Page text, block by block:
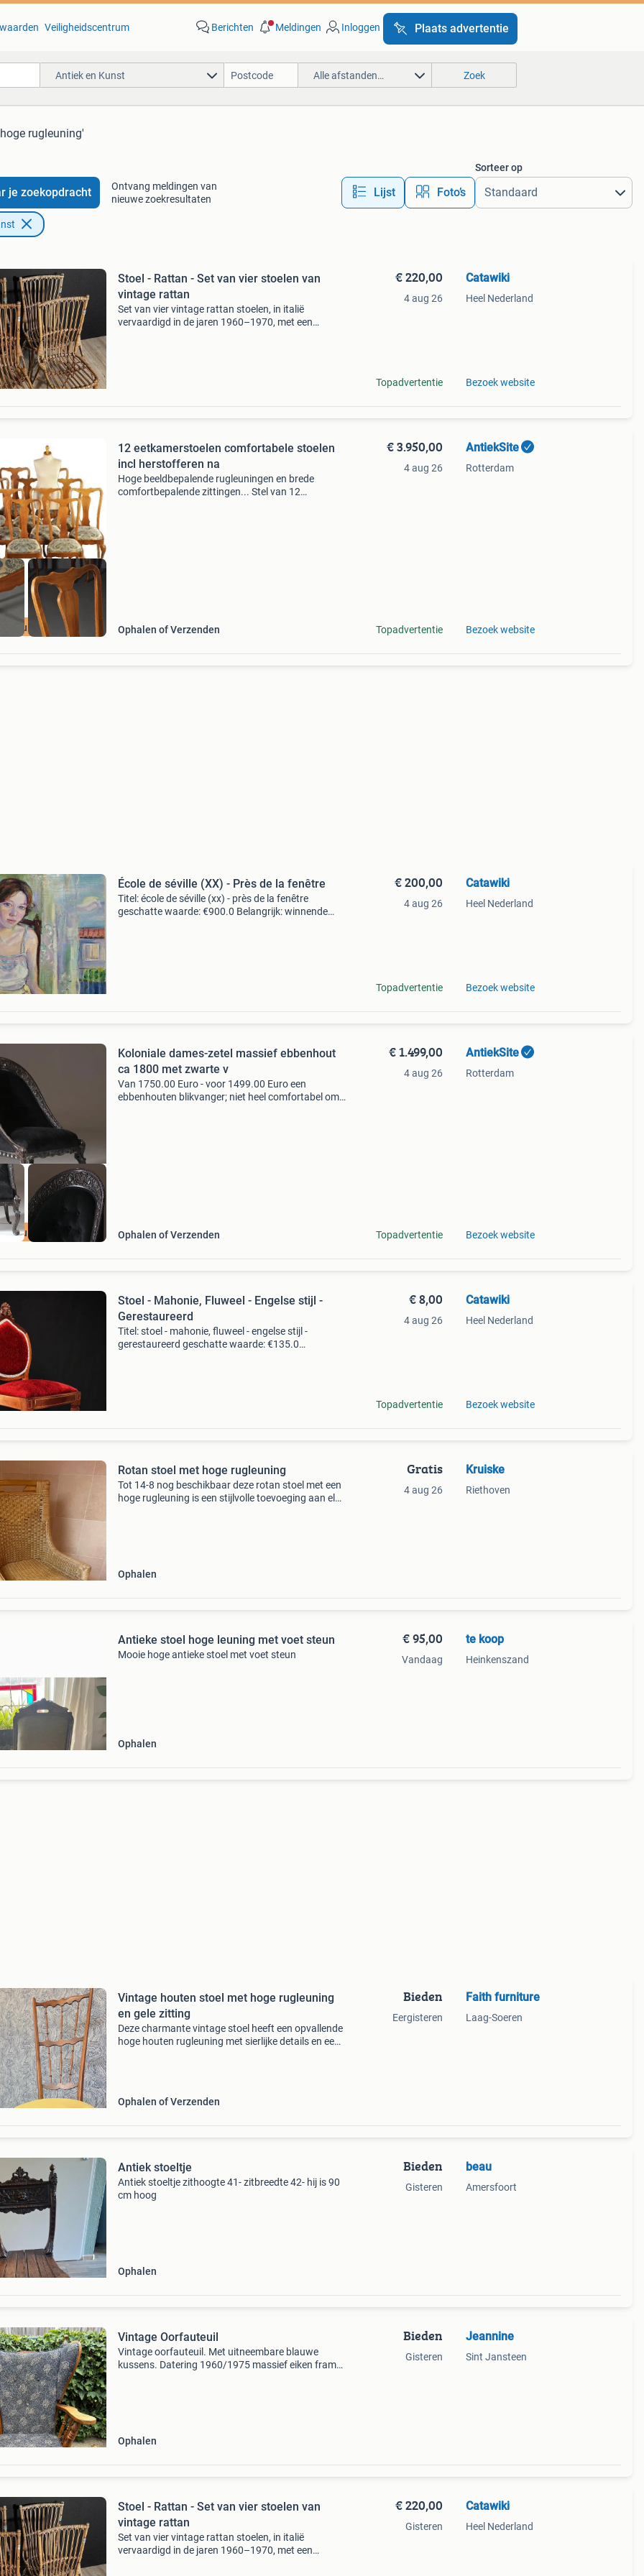
Veiligheidscentrum Berichten Meldingen Inloggen Plaats advertentie
Antiek en Kunst Alle afstanden… Zoek
rugleuning'
je zoekopdracht
Ontvang meldingen van
nieuwe zoekresultaten
Lijst Foto’s
Sorteer op
Stoel - Rattan - Set van vier stoelen van
vintage rattan
Set van vier vintage rattan stoelen, in italië
vervaardigd in de jaren 1960–1970, met een
€ 220,00
4 aug 26
Topadvertentie
Catawiki
Heel Nederland
Bezoek website
nu de SALE
12 eetkamerstoelen comfortabele stoelen
incl herstofferen na
Hoge beeldbepalende rugleuningen en brede
comfortbepalende zittingen... Stel van 12
Ophalen of Verzenden
€ 3.950,00
4 aug 26
Topadvertentie
AntiekSite
Rotterdam
Bezoek website
École de séville (XX) - Près de la fenêtre
Titel: école de séville (xx) - près de la fenêtre
geschatte waarde: €900.0 Belangrijk: winnende
€ 200,00
4 aug 26
Topadvertentie
Catawiki
Heel Nederland
Bezoek website
nu de SALE
Koloniale dames-zetel massief ebbenhout
ca 1800 met zwarte v
Van 1750.00 Euro - voor 1499.00 Euro een
ebbenhouten blikvanger; niet heel comfortabel om
Ophalen of Verzenden
€ 1.499,00
4 aug 26
Topadvertentie
AntiekSite
Rotterdam
Bezoek website
Stoel - Mahonie, Fluweel - Engelse stijl -
Gerestaureerd
Titel: stoel - mahonie, fluweel - engelse stijl -
gerestaureerd geschatte waarde: €135.0
€ 8,00
4 aug 26
Topadvertentie
Catawiki
Heel Nederland
Bezoek website
Rotan stoel met hoge rugleuning
Tot 14-8 nog beschikbaar deze rotan stoel met een
hoge rugleuning is een stijlvolle toevoeging aan elk
Ophalen
Gratis
4 aug 26
Kruiske
Riethoven
Antieke stoel hoge leuning met voet steun
Mooie hoge antieke stoel met voet steun
Ophalen
€ 95,00
Vandaag
te koop
Heinkenszand
Vintage houten stoel met hoge rugleuning
en gele zitting
Deze charmante vintage stoel heeft een opvallende
hoge houten rugleuning met sierlijke details en een
Ophalen of Verzenden
Bieden
Eergisteren
Faith furniture
Laag-Soeren
Antiek stoeltje
Antiek stoeltje zithoogte 41- zitbreedte 42- hij is 90
cm hoog
Ophalen
Bieden
Gisteren
beau
Amersfoort
Vintage Oorfauteuil
Vintage oorfauteuil. Met uitneembare blauwe
kussens. Datering 1960/1975 massief eiken frame.
Ophalen
Bieden
Gisteren
Jeannine
Sint Jansteen
Stoel - Rattan - Set van vier stoelen van
vintage rattan
Set van vier vintage rattan stoelen, in italië
vervaardigd in de jaren 1960–1970, met een
€ 220,00
Gisteren
Catawiki
Heel Nederland